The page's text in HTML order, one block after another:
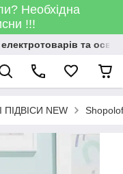
Необхідна
!!!
та
NEW